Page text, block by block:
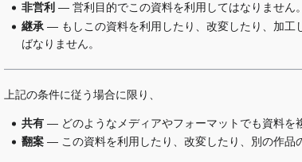
非営利 — 営利目的でこの資料を利用してはなりません。
継承 — もしこの資料を利用したり、改変したり、加工
ばなりません。
上記の条件に従う場合に限り、
共有 — どのようなメディアやフォーマットでも資料を
翻案 — この資料を利用したり、改変したり、別の作品